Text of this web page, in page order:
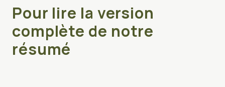
Pour lire la version
complète de notre
résumé